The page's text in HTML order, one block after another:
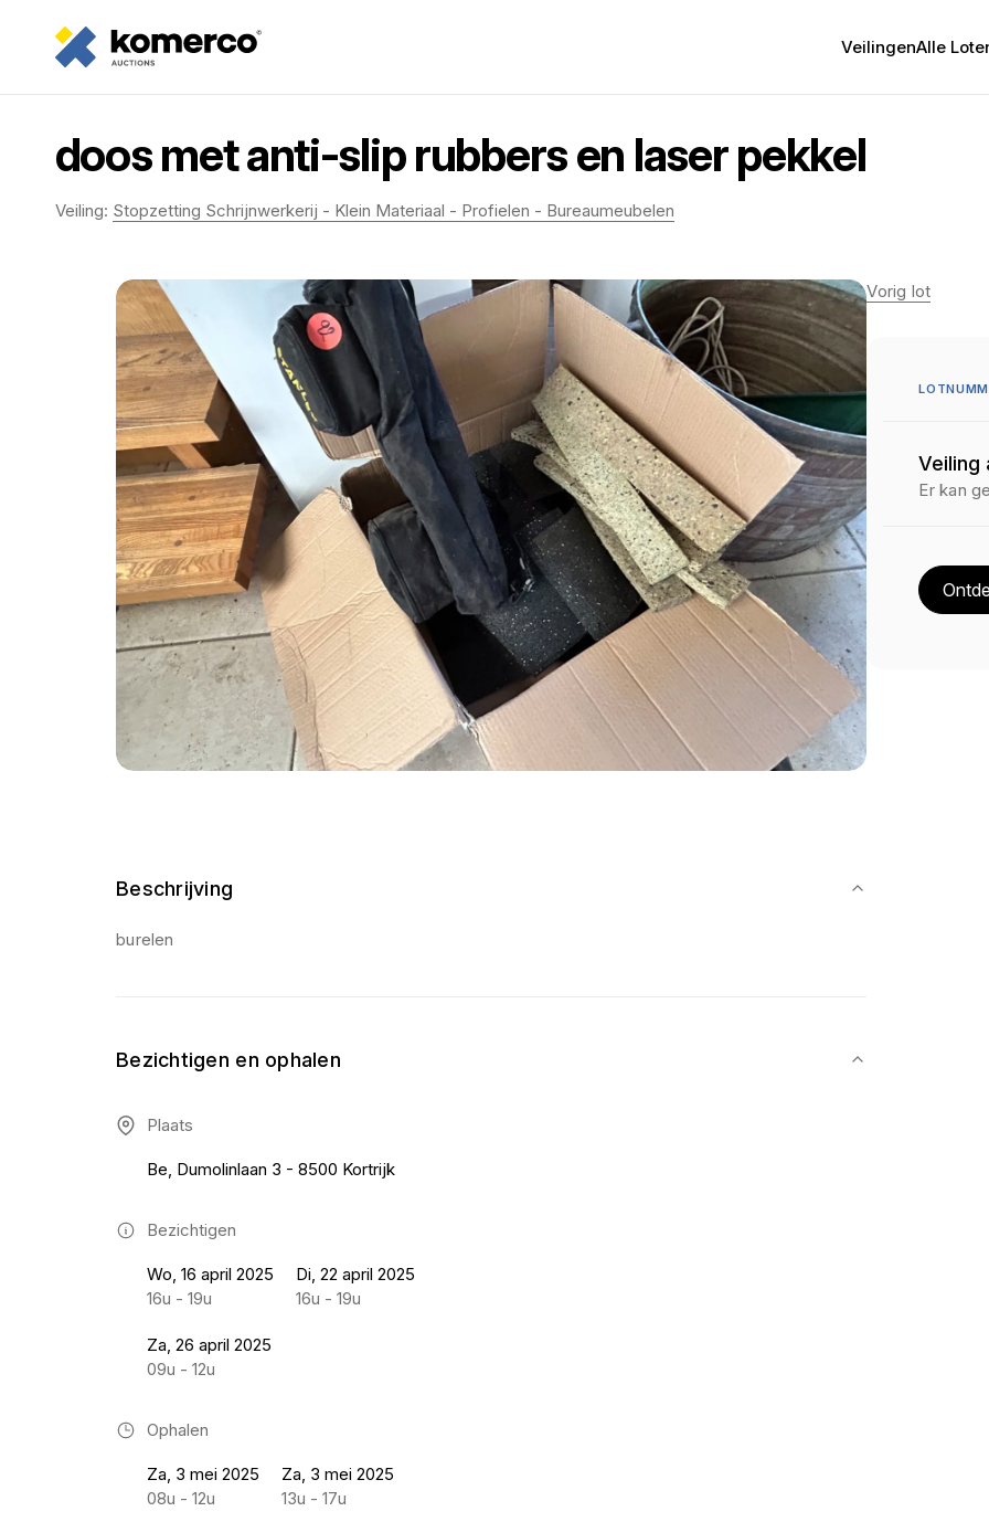
VeilingenAlle
doos met anti-slip rubbers en laser pekkel
Veiling: Stopzetting Schrijnwerkerij - Klein Materiaal - Profielen - Bureaumeubelen
Beschrijving
burelen
Bezichtigen en ophalen
Plaats
Be, Dumolinlaan 3 - 8500 Kortrijk
Bezichtigen
Wo, 16 april 2025
16u - 19u
Di, 22 april 2025
16u - 19u
Za, 26 april 2025
09u - 12u
Ophalen
Za, 3 mei 2025
08u - 12u
Za, 3 mei 2025
13u - 17u
Vorig lot
Veiling
Er kan